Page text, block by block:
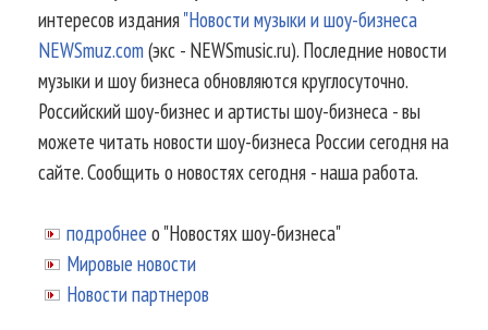
интересов издания"Новости музыки и шоу-бизнеса
NEWSmuz.com(экс - NEWSmusic.ru). Последние новости
музыки и шоу бизнеса обновляются круглосуточно.
Российский шоу-бизнес и артисты шоу-бизнеса - вы
можете читать новости шоу-бизнеса России сегодня на
сайте. Сообщить о новостях сегодня - наша работа.
подробнее о "Новостях шоу-бизнеса"
Мировые новости
Новости партнеров